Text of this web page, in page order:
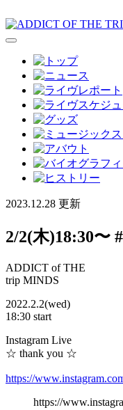
2023.12.28 更新
2/2(木)18:30〜
ADDICT of THE
trip MINDS
2022.2.2(wed)
18:30 start
Instagram Live
☆ thank you ☆
https://
https://